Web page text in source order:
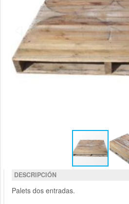
DESCRIPCIÓN
Palets dos entradas.